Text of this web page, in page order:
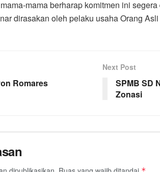
mama berharap komitmen ini
dirasakan oleh pelaku usaha Orang
Romares
Next Post
SPMB SD
Zonasi